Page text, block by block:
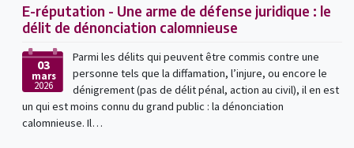
E-réputation - Une arme de défense juridique : le
délit de dénonciation calomnieuse
03
mars
2026
Parmi les délits qui peuvent être commis contre une
personne tels que la diffamation, l’injure, ou encore le
dénigrement (pas de délit pénal, action au civil), il en est
un qui est moins connu du grand public : la dénonciation
calomnieuse. Il…